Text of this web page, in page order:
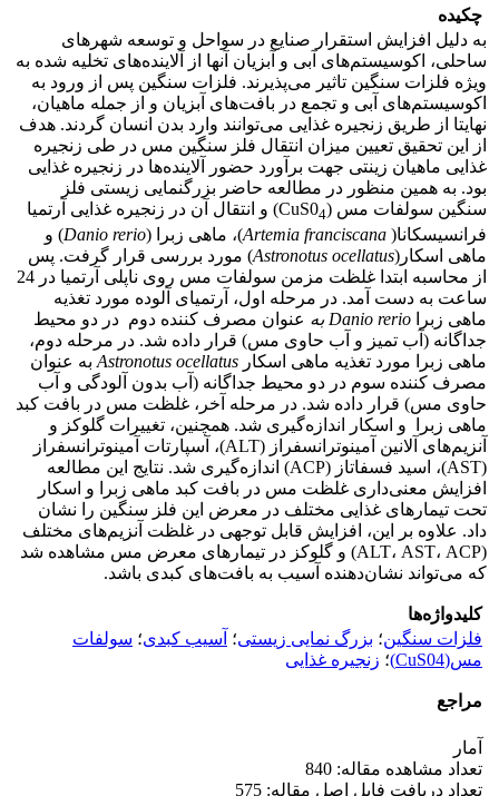
چکیده
به دلیل افزایش استقرار صنایع در سواحل و توسعه شهر‌های
ساحلی، اکوسیستم‌های آبی و آبزیان آنها از آلاینده‌های تخلیه شده به
ویژه فلزات سنگین تاثیر می‌پذیرند. فلزات سنگین پس از ورود به
اکوسیستم‌های آبی و تجمع در بافت‌های آبزیان و از جمله ماهیان،
نهایتا از طریق زنجیره غذایی می‌توانند وارد بدن انسان گردند. هدف
از این تحقیق تعیین میزان انتقال فلز سنگین مس در طی زنجیره
غذایی ماهیان زینتی جهت برآورد حضور آلاینده‌ها در زنجیره غذایی
بود. به همین منظور در مطالعه حاضر بزرگنمایی زیستی فلز
سنگین سولفات مس (CuS04
) و انتقال آن در زنجیره غذایی آرتمیا
فرانسیسکانا( Artemia franciscana)، ماهی زبرا (Danio rerio) و
ماهی اسکار(Astronotus ocellatus) مورد بررسی قرار گرفت. پس
از محاسبه ابتدا غلظت مزمن سولفات مس روی ناپلی آرتمیا در 24
ساعت به دست آمد. در مرحله اول، آرتمیای آلوده مورد تغذیه
ماهی زبرا
Danio rerio به عنوان مصرف کننده دوم در دو محیط
جداگانه (آب تمیز و آب حاوی مس) قرار داده شد. در مرحله دوم،
ماهی زبرا مورد تغذیه ماهی اسکار
Astronotus ocellatus
به عنوان
مصرف کننده سوم در دو محیط جداگانه (آب بدون آلودگی و آب
حاوی مس) قرار داده شد. در مرحله آخر، غلظت مس در بافت کبد
ماهی زبرا و اسکار اندازه‌گیری شد. همچنین، تغییرات گلوکز و
آنزیم‌های آلانین آمینوترانسفراز (ALT)، آسپارتات آمینوترانسفراز
(AST)، اسید فسفاتاز (ACP) اندازه‌گیری شد. نتایج این مطالعه
افزایش معنی‌داری غلظت مس در بافت کبد ماهی زبرا و اسکار
تحت تیمارهای غذایی مختلف در معرض این فلز سنگین را نشان
داد. علاوه بر این، افزایش قابل توجهی در غلظت آنزیم‌های مختلف
(ALT، AST، ACP) و گلوکز در تیمارهای معرض مس مشاهده شد
که می‌تواند نشان‌دهنده آسیب به بافت‌های کبدی باشد.
کلیدواژه‌ها
فلزات سنگین؛ بزرگ نمایی زیستی؛ آسیب کبدی؛ سولفات
مس(CuS04)
؛ زنجیره غذایی
مراجع
آمار
تعداد مشاهده مقاله: 840
تعداد دریافت فایل اصل مقاله: 575